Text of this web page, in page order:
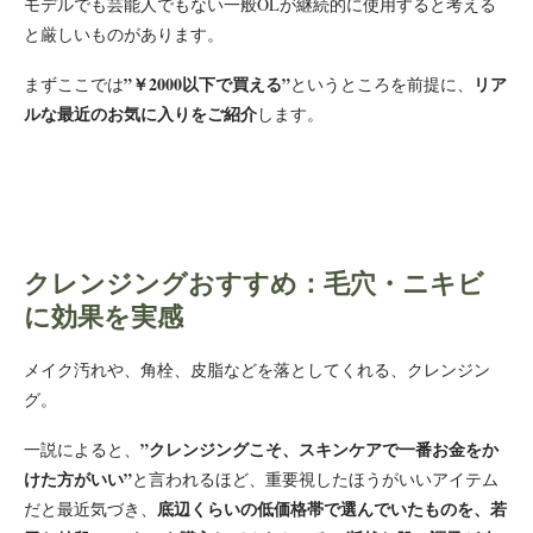
と厳しいものがあります。
まずここでは”￥2000以下で買える”というところを前提に、
リア
ルな最近のお気に入りをご紹介します。
クレンジングおすすめ：毛穴・ニキビ
に効果を実感
メイク汚れや、角栓、皮脂などを落としてくれる、クレンジン
グ。
一説によると、 ”クレンジングこそ、スキンケアで一番お金をか
けた方がいい”と言われるほど、重要視したほうがいいアイテム
だと最近気づき、 底辺くらいの低価格帯で選んでいたものを、若